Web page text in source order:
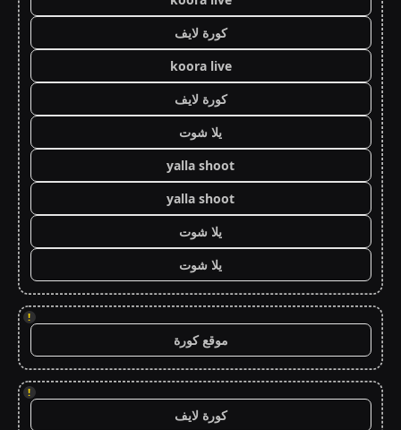
كورة لايف
koora live
كورة لايف
يلا شوت
yalla shoot
yalla shoot
يلا شوت
يلا شوت
!
موقع كورة
!
كورة لايف